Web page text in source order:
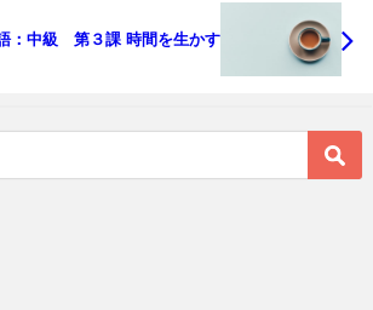
：中級 第３課 時間を生かす